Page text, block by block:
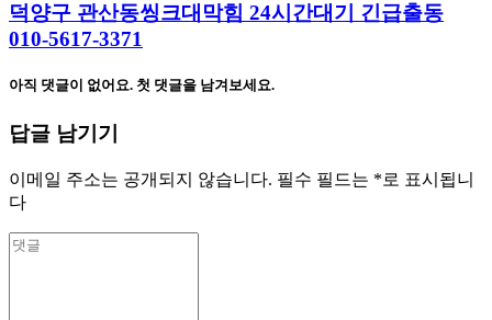
덕양구 관산동씽크대막힘 24시간대기 긴급출동
010-5617-3371
아직 댓글이 없어요. 첫 댓글을 남겨보세요.
답글 남기기
이메일 주소는 공개되지 않습니다. 필수 필드는 *로 표시됩니
다